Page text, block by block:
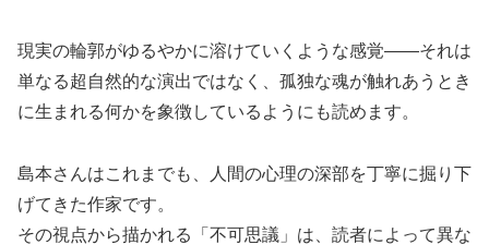
現実の輪郭がゆるやかに溶けていくような感覚——それは
単なる超自然的な演出ではなく、孤独な魂が触れあうとき
に生まれる何かを象徴しているようにも読めます。
島本さんはこれまでも、人間の心理の深部を丁寧に掘り下
げてきた作家です。
その視点から描かれる「不可思議」は、読者によって異な